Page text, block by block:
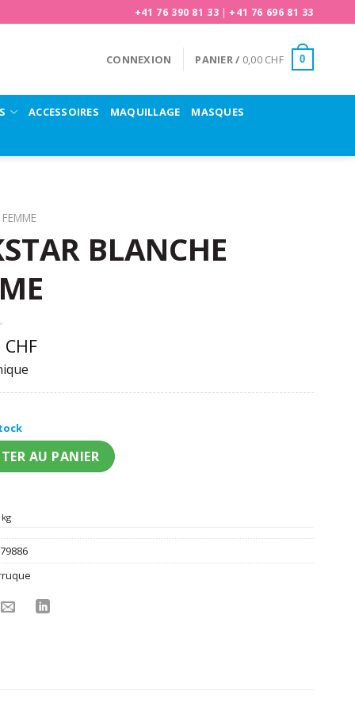
+41 76 390 81 33 | +41 76 696 81 33
CONNEXION PANIER / 0,00 CHF 0
ACCESSOIRES MAQUILLAGE MASQUES
FEMME
BLANCHE
CHF
blanche femme
AU PANIER
79886